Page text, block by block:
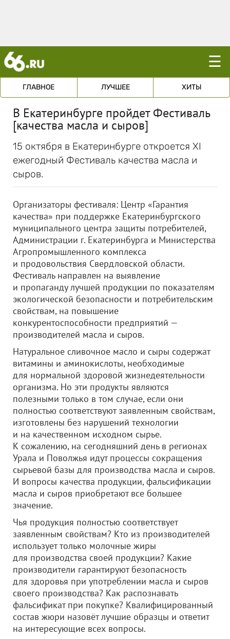
☰
ГЛАВНОЕ ЛУЧШЕЕ ХИТЫ
В Екатеринбурге пройдет Фестиваль
[качества масла и сыров]
15 октября в Екатеринбурге откроется XI
ежегодный Фестиваль качества масла и
сыров.
Организаторы фестиваля: Центр «Гарантия
качества» при поддержке Екатеринбургского
муниципального центра защиты потребителей,
Администрации г. Екатеринбурга и Министерства
Агропромышленного комплекса
и продовольствия Свердловской области.
Фестиваль направлен на выявление
и пропаганду лучшей продукции по показателям
экологической безопасности и потребительским
свойствам, на повышение
конкурентоспособности предприятий —
производителей масла и сыров.
Натуральное сливочное масло и сыры содержат
витамины и аминокислоты, необходимые
для нормальной здоровой жизнедеятельности
организма. Но эти продукты являются
полезными только в том случае, если они
полностью соответствуют заявленным свойствам,
изготовлены без нарушений технологии
и на качественном исходном сырье.
К сожалению, на сегодняшний день в регионах
Урала и Поволжья идут процессы сокращения
сырьевой базы для производства масла и сыров.
И вопросы качества продукции, фальсификации
масла и сыров приобретают все большее
значение.
Чья продукция полностью соответствует
заявленным свойствам? Кто из производителей
использует только молочные жиры
для производства своей продукции? Какие
производители гарантируют безопасность
для здоровья при употреблении масла и сыров
своего производства? Как распознавать
фальсификат при покупке? Квалифицированный
состав жюри назовёт лучшие образцы и ответит
на интересующие всех вопросы.